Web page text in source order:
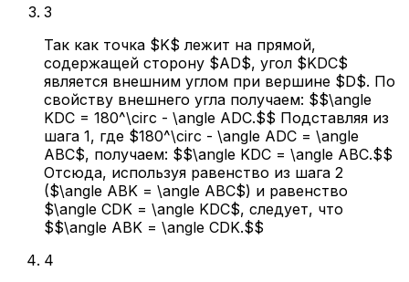
3
Так как точка $K$ лежит на прямой,
содержащей сторону $AD$, угол $KDC$
является внешним углом при вершине $D$. По
свойству внешнего угла получаем: $$\angle
KDC = 180^\circ - \angle ADC.$$ Подставляя из
шага 1, где $180^\circ - \angle ADC = \angle
ABC$, получаем: $$\angle KDC = \angle ABC.$$
Отсюда, используя равенство из шага 2
($\angle ABK = \angle ABC$) и равенство
$\angle CDK = \angle KDC$, следует, что
$$\angle ABK = \angle CDK.$$
4